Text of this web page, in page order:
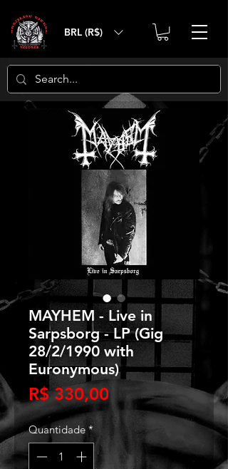
BRL (R$)
MAYHEM - Live in
Sarpsborg - LP (Gig
28/2/1990 with
Euronymous)
R$ 330,00Preço
Quantidade *